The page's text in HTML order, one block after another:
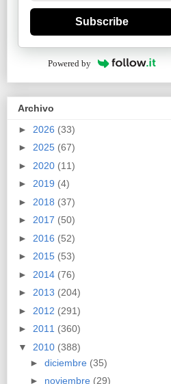
Subscribe
Powered by
Archivo
► 2026 (33)
► 2025 (67)
► 2020 (11)
► 2019 (4)
► 2018 (37)
► 2017 (50)
► 2016 (52)
► 2015 (53)
► 2014 (76)
► 2013 (204)
► 2012 (291)
► 2011 (360)
▼ 2010 (388)
► diciembre (35)
► noviembre (29)